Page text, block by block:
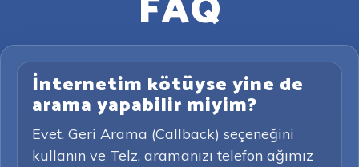
İnternetim kötüyse yine de
arama yapabilir miyim?
Evet. Geri Arama (Callback) seçeneğini
kullanın ve Telz, aramanızı telefon ağımız